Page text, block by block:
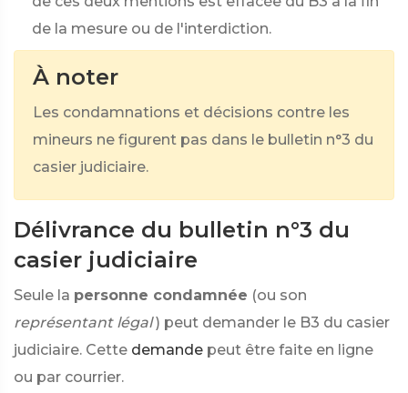
de la mesure ou de l'interdiction.
À noter
Les condamnations et décisions contre les
mineurs ne figurent pas dans le bulletin n°3 du
casier judiciaire.
Délivrance du bulletin n°3 du
casier judiciaire
Seule la personne condamnée (ou son
représentant légal ) peut demander le B3 du casier
judiciaire. Cette demande peut être faite en ligne
ou par courrier.